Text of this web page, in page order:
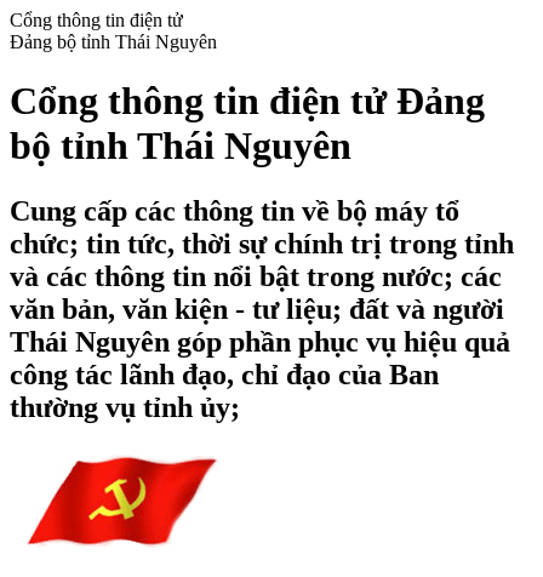
Cổng thông tin điện tử
Đảng bộ tỉnh Thái Nguyên
Cổng thông tin điện tử Đảng
bộ tỉnh Thái Nguyên
Cung cấp các thông tin về bộ máy tổ
chức; tin tức, thời sự chính trị trong tỉnh
và các thông tin nổi bật trong nước; các
văn bản, văn kiện - tư liệu; đất và người
Thái Nguyên góp phần phục vụ hiệu quả
công tác lãnh đạo, chỉ đạo của Ban
thường vụ tỉnh ủy;